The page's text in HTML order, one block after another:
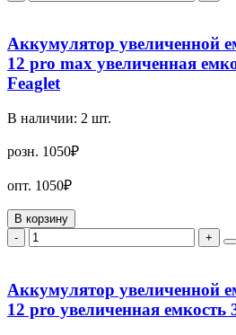
Аккумулятор увеличенной
12 pro max увеличенная
Feaglet
В наличии: 2 шт.
розн. 1050₽
опт. 1050₽
В корзину
-
+
Аккумулятор увеличенной
12 pro увеличенная емкость